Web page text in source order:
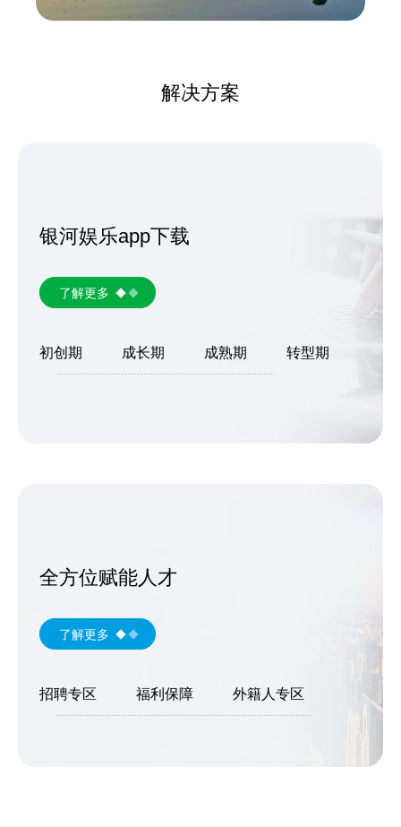
解决方案
银河娱乐app下载
了解更多
初创期 成长期 成熟期 转型期
全方位赋能人才
了解更多
招聘专区 福利保障 外籍人专区